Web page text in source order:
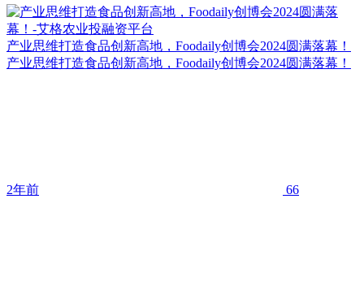
产业思维打造食品创新高地，Foodaily创博会2024圆满落幕！
产业思维打造食品创新高地，Foodaily创博会2024圆满落幕！
2年前 66